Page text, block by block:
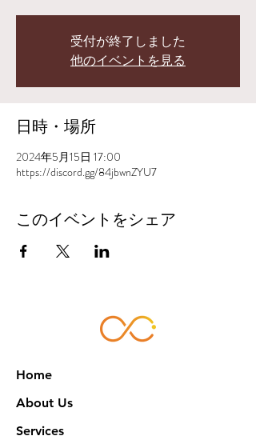
受付が終了しました
他のイベントを見る
日時・場所
2024年5月15日 17:00
https://discord.gg/84jbwnZYU7
このイベントをシェア
Home
About Us
Services